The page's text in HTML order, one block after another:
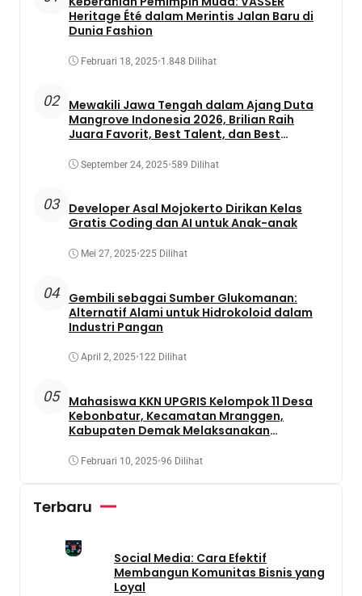
Heritage Été dalam Merintis Jalan Baru di
Dunia Fashion
Februari 18, 2025•1.848 Dilihat
02
Mewakili Jawa Tengah dalam Ajang Duta
Mangrove Indonesia 2026, Brilian Raih
Juara Favorit, Best Talent, dan Best
September 24, 2025•589 Dilihat
03
Developer Asal Mojokerto Dirikan Kelas
Gratis Coding dan AI untuk Anak-anak
Mei 27, 2025•225 Dilihat
04
Gembili sebagai Sumber Glukomanan:
Alternatif Alami untuk Hidrokoloid dalam
Industri Pangan
April 2, 2025•122 Dilihat
05
Mahasiswa KKN UPGRIS Kelompok 11 Desa
Kebonbatur, Kecamatan Mranggen,
Kabupaten Demak Melaksanakan
Memanfaatkan Lahan Yang Terbengkalai
Februari 10, 2025•96 Dilihat
Terbaru
Social Media: Cara Efektif
Membangun Komunitas Bisnis yang
Loyal